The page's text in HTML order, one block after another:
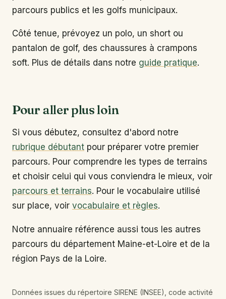
parcours publics et les golfs municipaux.
Côté tenue, prévoyez un polo, un short ou
pantalon de golf, des chaussures à crampons
soft. Plus de détails dans notre guide pratique.
Pour aller plus loin
Si vous débutez, consultez d'abord notre
rubrique débutant pour préparer votre premier
parcours. Pour comprendre les types de terrains
et choisir celui qui vous conviendra le mieux, voir
parcours et terrains. Pour le vocabulaire utilisé
sur place, voir vocabulaire et règles.
Notre annuaire référence aussi tous les autres
parcours du département Maine-et-Loire et de la
région Pays de la Loire.
Données issues du répertoire SIRENE (INSEE), code activité